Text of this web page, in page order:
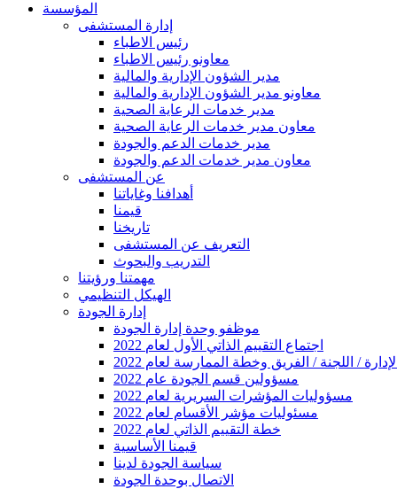
المؤسسة
إدارة المستشفى
رئيس الاطباء
معاونو رئيس الاطباء
مدير الشؤون الإدارية والمالية
معاونو مدير الشؤون الإدارية والمالية
مدير خدمات الرعاية الصحية
معاون مدير خدمات الرعاية الصحية
مدير خدمات الدعم والجودة
معاون مدير خدمات الدعم والجودة
عن المستشفى
أهدافنا وغاياتنا
قيمنا
تاريخنا
التعريف عن المستشفى
التدريب والبحوث
مهمتنا ورؤيتنا
الهيكل التنظيمي
إدارة الجودة
موظفو وحدة إدارة الجودة
2022 اجتماع التقييم الذاتي الأول لعام
/ اللجنة / الفريق وخطة الممارسة لعام 2022
2022 مسؤولين قسم الجودة عام
2022 مسؤوليات المؤشرات السريرية لعام
مسئوليات مؤشر الأقسام لعام 2022
2022 خطة التقييم الذاتي لعام
قيمنا الأساسية
سياسة الجودة لدينا
الاتصال بوحدة الجودة